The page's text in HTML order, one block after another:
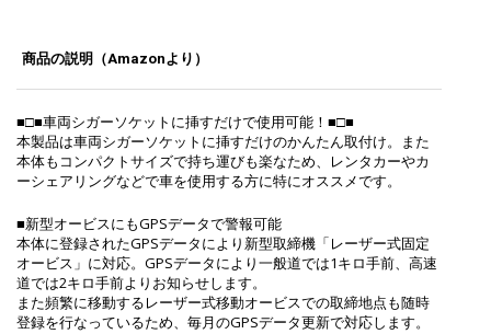
商品の説明（Amazonより）
■□■車両シガーソケットに挿すだけで使用可能！■□■
本製品は車両シガーソケットに挿すだけのかんたん取付け。また
本体もコンパクトサイズで持ち運びも楽なため、レンタカーやカ
ーシェアリングなどで車を使用する方に特にオススメです。
■新型オービスにもGPSデータで警報可能
本体に登録されたGPSデータにより新型取締機「レーザー式固定
オービス」に対応。GPSデータにより一般道では1キロ手前、高速
道では2キロ手前よりお知らせします。
また頻繁に移動するレーザー式移動オービスでの取締地点も随時
登録を行なっているため、毎月のGPSデータ更新で対応します。